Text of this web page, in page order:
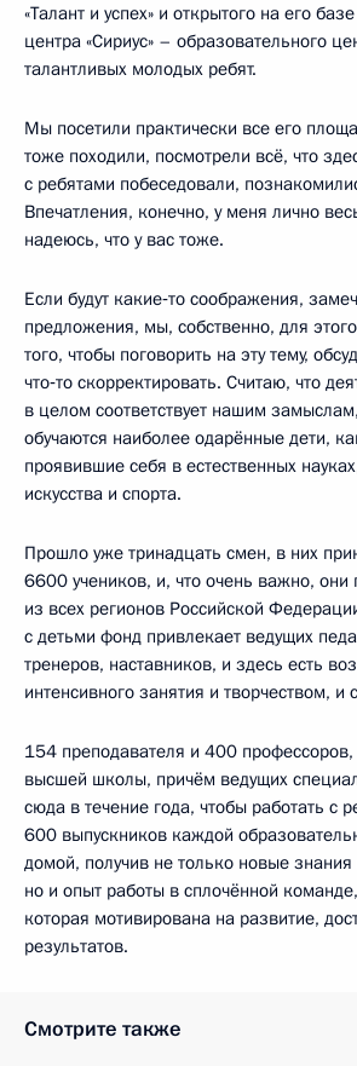
«Талант и успех» и открытого на его
центра «Сириус» – образовательного
талантливых молодых ребят.
Мы посетили практически все его
тоже походили, посмотрели всё, что
с ребятами побеседовали,
Впечатления, конечно, у меня лично
надеюсь, что у вас тоже.
Если будут какие‑то соображения,
предложения, мы, собственно, для
того, чтобы поговорить на эту тему,
что‑то скорректировать. Считаю, что
в целом соответствует нашим
обучаются наиболее одарённые дети,
проявившие себя в естественных
искусства и спорта.
Прошло уже тринадцать смен, в них
6600 учеников, и, что очень важно,
из всех регионов Российской
с детьми фонд привлекает ведущих
тренеров, наставников, и здесь есть
интенсивного занятия и творчеством, и
154 преподавателя и 400 профессоров,
высшей школы, причём ведущих
сюда в течение года, чтобы работать с
600 выпускников каждой
домой, получив не только новые
но и опыт работы в сплочённой
которая мотивирована на развитие,
результатов.
Смотрите также